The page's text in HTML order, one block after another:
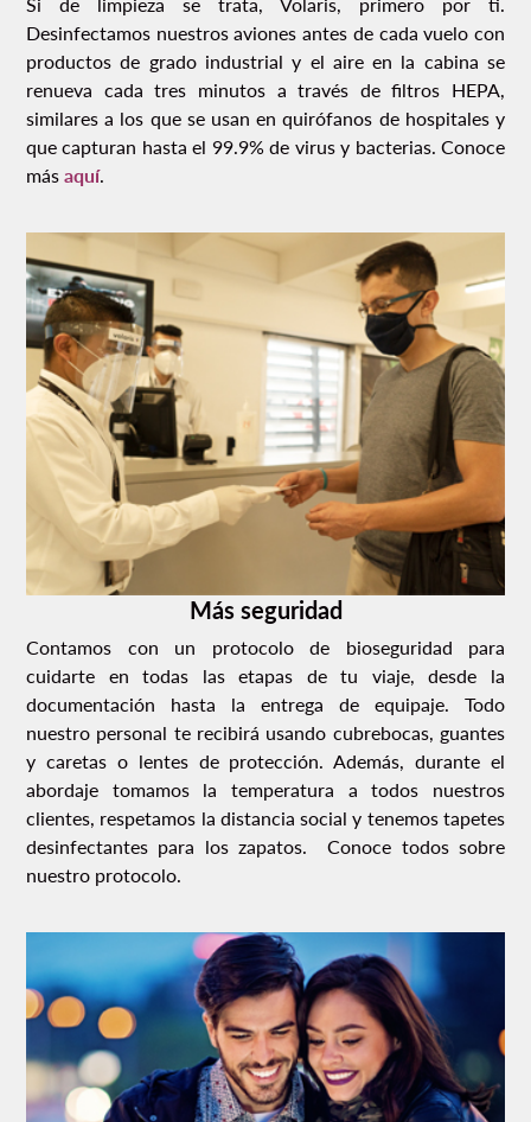
Desinfectamos nuestros aviones antes de cada vuelo con
productos de grado industrial y el aire en la cabina se
renueva cada tres minutos a través de filtros HEPA,
similares a los que se usan en quirófanos de hospitales y
que capturan hasta el 99.9% de virus y bacterias. Conoce
más aquí.
Más seguridad
Contamos con un protocolo de bioseguridad para
cuidarte en todas las etapas de tu viaje, desde la
documentación hasta la entrega de equipaje. Todo
nuestro personal te recibirá usando cubrebocas, guantes
y caretas o lentes de protección. Además, durante el
abordaje tomamos la temperatura a todos nuestros
clientes, respetamos la distancia social y tenemos tapetes
desinfectantes para los zapatos. Conoce todos sobre
nuestro protocolo.